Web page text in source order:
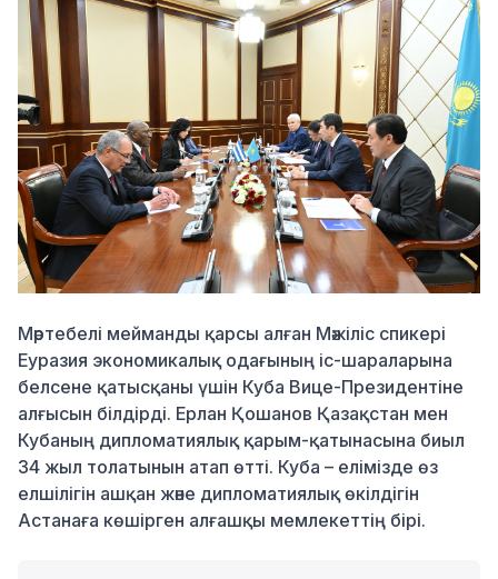
Мәртебелі мейманды қарсы алған Мәжіліс спикері
Еуразия экономикалық одағының іс-шараларына
белсене қатысқаны үшін Куба Вице-Президентіне
алғысын білдірді. Ерлан Қошанов Қазақстан мен
Кубаның дипломатиялық қарым-қатынасына биыл
34 жыл толатынын атап өтті. Куба – елімізде өз
елшілігін ашқан және дипломатиялық өкілдігін
Астанаға көшірген алғашқы мемлекеттің бірі.